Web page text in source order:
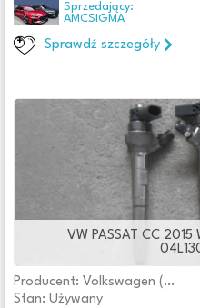
Sprzedający:
AMCSIGMA
Sprawdź szczegóły
VW PASSAT CC 2015
Producent: Volkswagen (oryginalne OE)
Stan: Używany